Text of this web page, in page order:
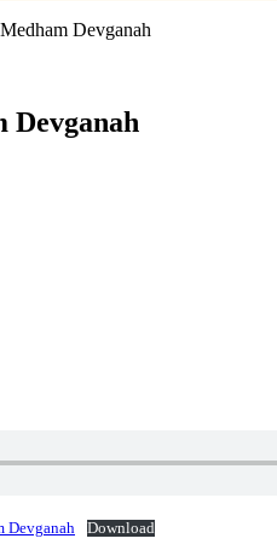
Devganah
Devganah
Devganah Download